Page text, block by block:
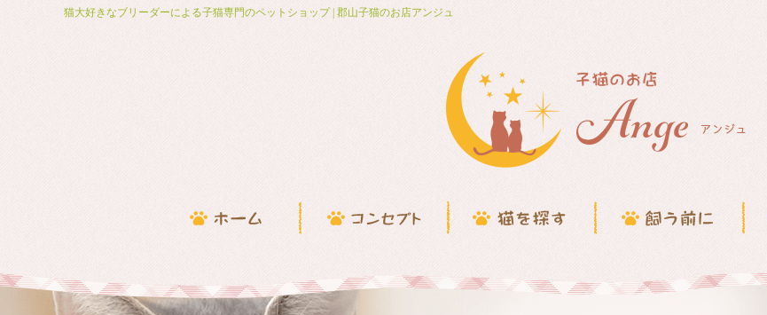
猫大好きなブリーダーによる子猫専門のペットショップ | 郡山子猫のお店アンジュ